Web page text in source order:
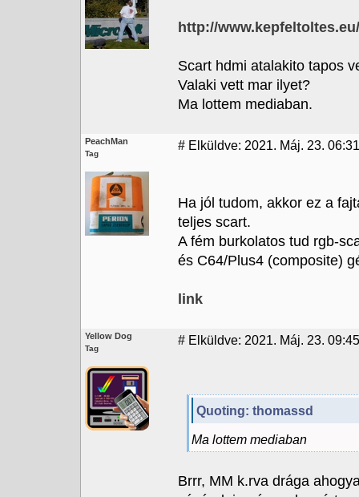
http://
Scart hdmi atalakito tapos
Valaki vett mar ilyet?
Ma lottem mediaban.
PeachMan
Tag
# Elküldve: 2021. Máj. 23.
Ha jól tudom, akkor ez a
teljes scart.
A fém burkolatos tud rgb-
és C64/Plus4 (composite)
link
Yellow Dog
Tag
# Elküldve: 2021. Máj. 23.
Quoting: thomassd
Ma lottem mediaban
Brrr, MM k.rva drága